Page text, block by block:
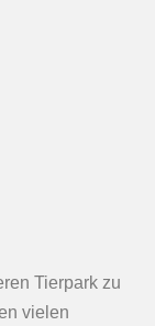
Tierpark zu
vielen